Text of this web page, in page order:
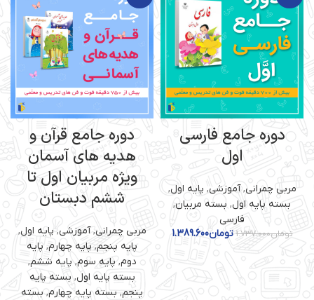
دوره جامع فارسی
اول
مربی چمرانی,آموزشی, پایه اول,
بسته پایه اول, بسته مربیان,
فارسی
تومان1.737.000 تومان1.389.600
دوره جامع قرآن و
هدیه های آسمان
ویژه مربیان اول تا
ششم دبستان
مربی چمرانی,آموزشی,پایه اول,
پایه پنجم,پایه چهارم, پایه
دوم, پایه سوم, پایه ششم,
بسته پایه اول, بسته پایه
پنجم, بسته پایه چهارم, بسته